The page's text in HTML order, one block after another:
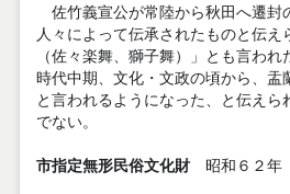
佐竹義宣公が常陸から秋田へ遷封
人々によって伝承されたものと伝え
（佐々楽舞、獅子舞）」とも言われ
時代中期、文化・文政の頃から、盂
と言われるようになった、と伝えら
でない。
市指定無形民俗文化財昭和６２年